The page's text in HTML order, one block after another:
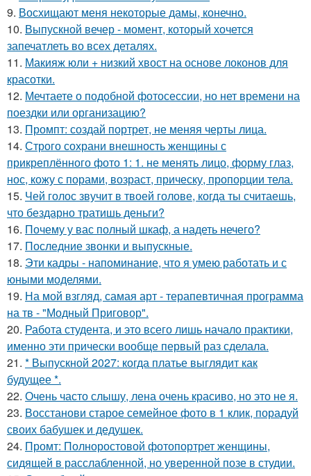
9. Восхищают меня некоторые дамы, конечно.
10. Выпускной вечер - момент, который хочется
запечатлеть во всех деталях.
11. Макияж юли + низкий хвост на основе локонов для
красотки.
12. Мечтаете о подобной фотосессии, но нет времени на
поездки или организацию?
13. Промпт: создай портрет, не меняя черты лица.
14. Строго сохрани внешность женщины с
прикреплённого фото 1: 1. не менять лицо, форму глаз,
нос, кожу с порами, возраст, прическу, пропорции тела.
15. Чей голос звучит в твоей голове, когда ты считаешь,
что бездарно тратишь деньги?
16. Почему у вас полный шкаф, а надеть нечего?
17. Последние звонки и выпускные.
18. Эти кадры - напоминание, что я умею работать и с
юными моделями.
19. На мой взгляд, самая арт - терапевтичная программа
на тв - "Модный Приговор".
20. Работа студента, и это всего лишь начало практики,
именно эти прически вообще первый раз сделала.
21. * Выпускной 2027: когда платье выглядит как
будущее *.
22. Очень часто слышу, лена очень красиво, но это не я.
23. Восстанови старое семейное фото в 1 клик, порадуй
своих бабушек и дедушек.
24. Промт: Полноростовой фотопортрет женщины,
сидящей в расслабленной, но уверенной позе в студии.